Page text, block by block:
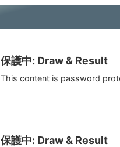
保護中: Draw & Result
This content is password
保護中: Draw & Result